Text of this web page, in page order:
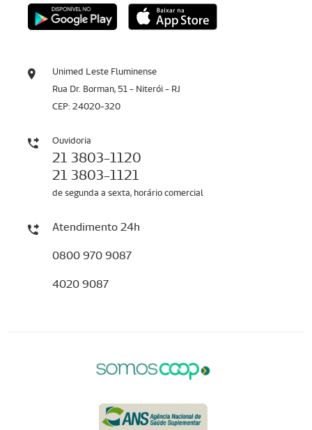
Unimed Leste Fluminense
Rua Dr. Borman, 51 - Niterói - RJ
CEP: 24020-320
Ouvidoria
21 3803-1120
21 3803-1121
de segunda a sexta, horário comercial
Atendimento 24h
0800 970 9087
4020 9087